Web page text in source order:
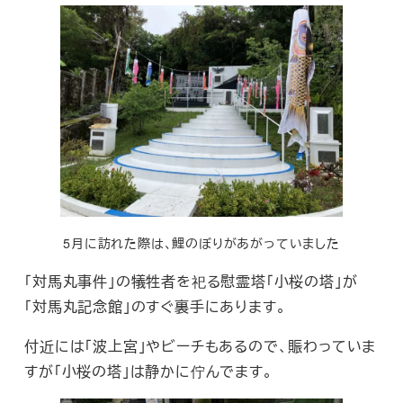
5月に訪れた際は、鯉のぼりがあがっていました
「対馬丸事件」の犠牲者を祀る慰霊塔「小桜の塔」が
「対馬丸記念館」のすぐ裏手にあります。
付近には「波上宮」やビーチもあるので、賑わっていま
すが「小桜の塔」は静かに佇んでます。